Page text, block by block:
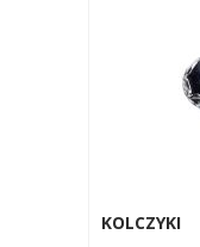
KOLCZYKI